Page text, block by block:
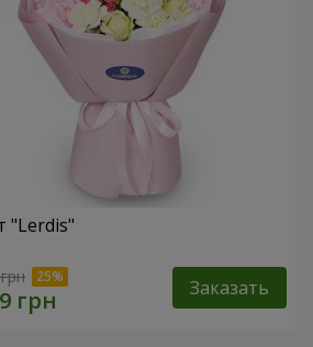
"Lerdis"
Заказать